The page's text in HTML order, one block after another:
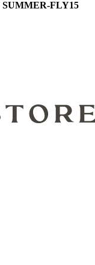
SUMMER-FLY15